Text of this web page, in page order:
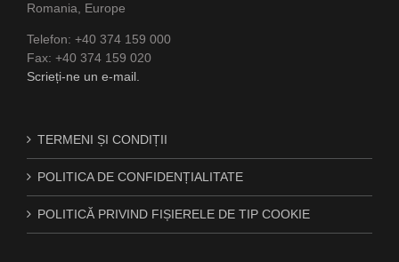
Romania, Europe
Telefon: +40 374 159 000
Fax: +40 374 159 020
Scrieți-ne un e-mail.
TERMENI ȘI CONDIȚII
POLITICA DE CONFIDENȚIALITATE
POLITICĂ PRIVIND FIȘIERELE DE TIP COOKIE